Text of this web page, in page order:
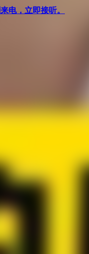
电，立即接听。